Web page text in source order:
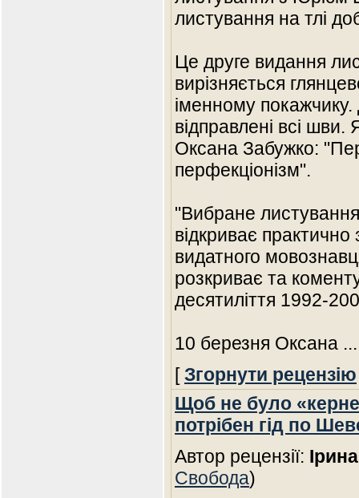
листування на тлі
Це друге видання
вирізняється
іменному покажчику.
відправлені всі
Оксана Забужко:
перфекціонізм".
"Вибране
відкриває практично
видатного
розкриває та
десятиліття 1992-
10 березня Оксана
[Згорнути рецензію
Щоб не було
потрібен гід по
Автор рецензії:
Свобода)